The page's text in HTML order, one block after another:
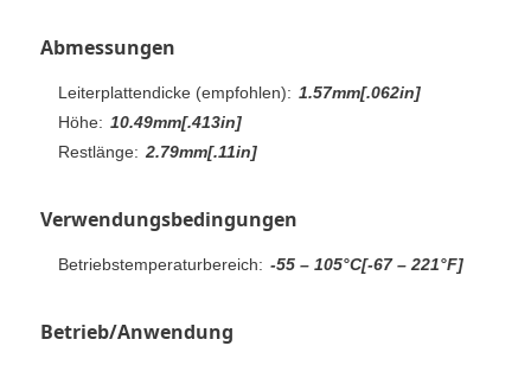
Abmessungen
Leiterplattendicke (empfohlen): 1.57mm[.062in]
Höhe: 10.49mm[.413in]
Restlänge: 2.79mm[.11in]
Verwendungsbedingungen
Betriebstemperaturbereich: -55 – 105°C[-67 – 221°F]
Betrieb/Anwendung